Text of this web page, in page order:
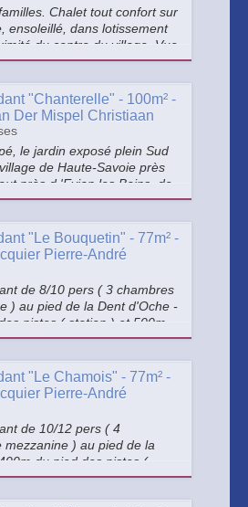
Chalet tout confort sur
ensoleillé, dans lotissement
du centre du village. Vue
>
"Chanterelle" - 100m² -
Der Mispel Christiaan
le jardin exposé plein Sud
de Haute-Savoie près
près d 'Evian les Bains, de
face de Lausanne en
"Le Bouquetin" - 77m² -
Pierre-André
de 8/10 pers ( 3 chambres
) au pied de la Dent d'Oche -
pistes ( station ) et 500m
"Le Chamois" - 77m² -
Pierre-André
de 10/12 pers ( 4
mezzanine ) au pied de la
du pied des pistes (
du centre du village